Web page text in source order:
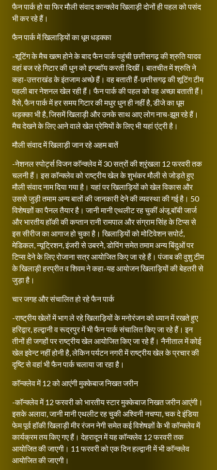
फैन पार्क हो या फिर मौली संवाद कान्क्लेव खिलाड़ी दोनों ही पहल को पसंद
भी कर रहे हैं।
फैन पार्क में खिलाड़ियों का धूम धड़क्का
-शूटिंग के मैच खत्म होने के बाद फैन पार्क पहुंची छत्तीसगढ़ की श्रुति यादव
वहां बज रहे गिटार की धुन को इन्ज्वाॅय करती दिखीं। बातचीत में श्रुति ने
कहा-उत्तराखंड के इंतजाम अच्छे हैं। वह बताती हैं-छत्तीसगढ़ की शूटिंग टीम
पहली बार नेशनल खेल रही हैं। फैन पार्क की पहल को वह अच्छा बताती हैं।
वैसे, फैन पार्क में हर समय गिटार की मधुर धुन ही नहीं है, डीजे का धूम
धड़क्का भी है, जिसमें खिलाड़ी और उनके साथ आए लोग नाच-झूम रहे हैं।
मैच देखने के लिए आने वाले खेल प्रेमियों के लिए भी यहां एंट्री है।
मौली संवाद में खिलाड़ी जान रहे अहम बातें
-नेशनल स्पोर्ट्स विजन काॅन्क्लेव में 30 सत्रों की श्रृंखला 12 फरवरी तक
चलनी हैं। इस काॅन्क्लेव को राष्ट्रीय खेल के शुभंकर मौली से जोड़ते हुए
मौली संवाद नाम दिया गया है। यहां पर खिलाड़ियों को खेल विकास और
उससे जुड़ी तमाम अन्य बातों की जानकारी देने की व्यवस्था की गई है। 50
विशेषज्ञों का पैनल तैयार है। जानी मानी एथलीट रह चुकीं अंजू बाॅबी जार्ज
और भारतीय हाॅकी की कप्तान रानी रामपाल और संग्राम सिंह के टिप्स से
इस सीरीज का आगाज हो चुका है। खिलाड़ियों को मोटिवेशन सपोर्ट,
मेडिकल, न्यूट्रिशन, इंजरी से उबरनेे, डोपिंग समेत तमाम अन्य बिंदुओं पर
टिप्स देने के लिए रोजाना सत्र आयोजित किए जा रहे हैं। पंजाब की वुशु टीम
के खिलाड़ी हरप्रीत व शिवम ने कहा-यह आयोजन खिलाड़ियों की बेहतरी से
जुड़ा है।
चार जगह और संचालित हो रहे फैन पार्क
-राष्ट्रीय खेलों में भाग ले रहे खिलाड़ियों के मनोरंजन को ध्यान में रखते हुए
हरिद्वार, हल्द्वानी व रूद्रपुर में भी फैन पार्क संचालित किए जा रहे हैं। इन
तीनों ही जगहों पर राष्ट्रीय खेल आयोजित किए जा रहे हैं। नैनीताल में कोई
खेल इवेन्ट नहीं होनी है, लेकिन पर्यटन नगरी में राष्ट्रीय खेल के प्रचार की
दृष्टि से वहां भी फैन पार्क चलाया जा रहा है।
काॅन्क्लेव में 12 को आएंगी मुक्केबाज निखत जरीन
-काॅन्क्लेव में 12 फरवरी को भारतीय स्टार मुक्केबाज निखत जरीन आएंगी।
इसके अलावा, जानी मानी एथलीट रह चुकी अश्विनी नचप्पा, चक दे इंडिया
फेम पूर्व हाॅकी खिलाड़ी मीर रंजन नेगी समेत कई विशेषज्ञों केे भी काॅन्क्लेव में
कार्यक्रम तय किए गए हैं। देहरादून में यह काॅन्क्लेव 12 फरवरी तक
आयोजित की जाएगी। 11 फरवरी को एक दिन हल्द्वानी में भी काॅन्क्लेव
आयोजित की जाएगी।